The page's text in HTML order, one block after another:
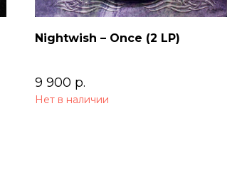
Nightwish – Once (2 LP)
9 900 р.
Нет в наличии